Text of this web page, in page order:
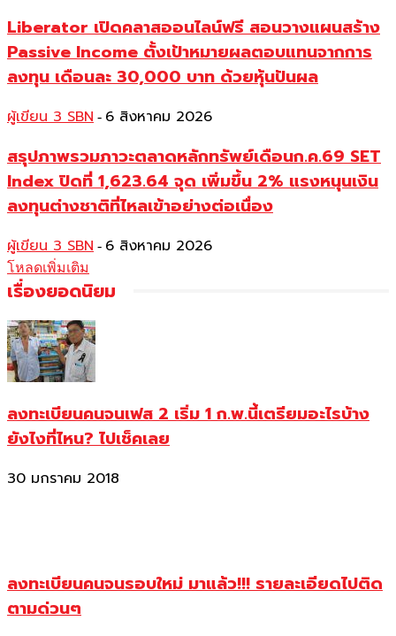
Liberator เปิดคลาสออนไลน์ฟรี สอนวางแผนสร้าง
Passive Income ตั้งเป้าหมายผลตอบแทนจากการ
ลงทุน เดือนละ 30,000 บาท ด้วยหุ้นปันผล
ผู้เขียน 3 SBN - 6 สิงหาคม 2026
สรุปภาพรวมภาวะตลาดหลักทรัพย์เดือนก.ค.69 SET
Index ปิดที่ 1,623.64 จุด เพิ่มขึ้น 2% แรงหนุนเงิน
ลงทุนต่างชาติที่ไหลเข้าอย่างต่อเนื่อง
ผู้เขียน 3 SBN - 6 สิงหาคม 2026
โหลดเพิ่มเติม
เรื่องยอดนิยม
ลงทะเบียนคนจนเฟส 2 เริ่ม 1 ก.พ.นี้เตรียมอะไรบ้าง
ยังไงที่ไหน? ไปเช็คเลย
30 มกราคม 2018
ลงทะเบียนคนจนรอบใหม่ มาแล้ว!!! รายละเอียดไปติด
ตามด่วนๆ